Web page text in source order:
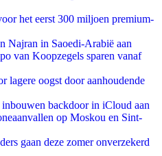
het eerst 300 miljoen premium-
Najran in Saoedi-Arabië aan
van Koopzegels sparen vanaf
lagere oogst door aanhoudende
backdoor in iCloud aan
op Moskou en Sint-
gaan deze zomer onverzekerd